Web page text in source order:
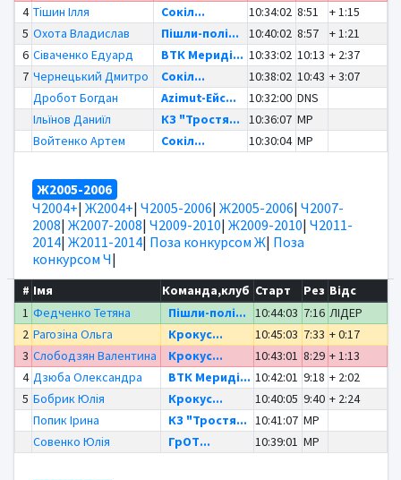
4 Тішин Ілля Сокіл... 10:34:02 8:51
+ 1:15
5 Охота Владислав Пішли-полі... 10:40:02 8:57
+ 1:21
6 Сіваченко Едуард ВТК Мериді... 10:33:02 10:13 + 2:37
7 Чернецький Дмитро Сокіл... 10:38:02 10:43 + 3:07
Дробот Богдан
Azimut-Ейс... 10:32:00 DNS
Ільїнов Даниїл
КЗ "Тростя... 10:36:07 MP
Войтенко Артем
Сокіл... 10:30:04 MP
Ж2005-2006
Ч2004+| Ж2004+| Ч2005-2006| Ж2005-2006| Ч2007-
2008| Ж2007-2008| Ч2009-2010| Ж2009-2010| Ч2011-
2014| Ж2011-2014| Поза конкурсом Ж| Поза
конкурсом Ч|
# Імя Команда,клуб Старт Рез Відс
1 Федченко Тетяна Пішли-полі... 10:44:03 7:16 ЛІДЕР
2 Рагозіна Ольга Крокус... 10:45:03 7:33 + 0:17
3 Слободзян Валентина Крокус... 10:43:01 8:29 + 1:13
4 Дзюба Олександра ВТК Мериді... 10:42:01 9:18 + 2:02
5 Бобрик Юлія Крокус... 10:40:05 9:40 + 2:24
Попик Ірина
КЗ "Тростя... 10:41:07 MP
Совенко Юлія
ГрОТ... 10:39:01 MP